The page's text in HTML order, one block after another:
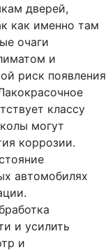
дверей,
как именно там
очаги
и
риск появления
классу
могут
коррозии.
автомобилях
и усилить
и